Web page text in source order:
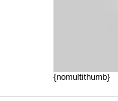
{nomultithumb}